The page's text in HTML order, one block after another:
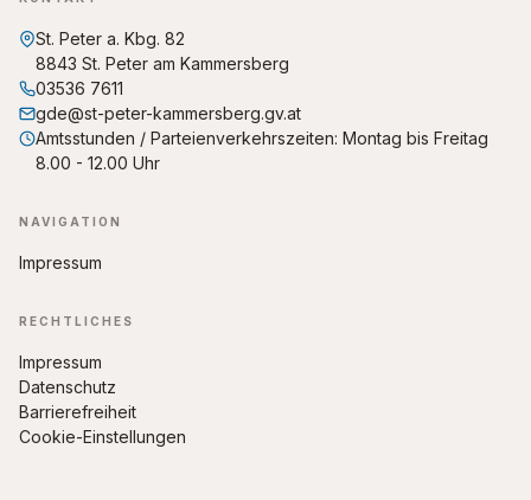
St. Peter a. Kbg. 82
8843 St. Peter am Kammersberg
03536 7611
gde@st-peter-kammersberg.gv.at
Amtsstunden / Parteienverkehrszeiten: Montag bis Freitag
8.00 - 12.00 Uhr
NAVIGATION
Impressum
RECHTLICHES
Impressum
Datenschutz
Barrierefreiheit
Cookie-Einstellungen